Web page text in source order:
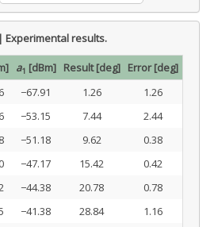
Experimental results.
a1 [dBm] Result [deg] Error [deg]
−67.91 1.26
1.26
−53.15 7.44
2.44
−51.18 9.62
0.38
−47.17 15.42
0.42
−44.38 20.78
0.78
−41.38 28.84
1.16